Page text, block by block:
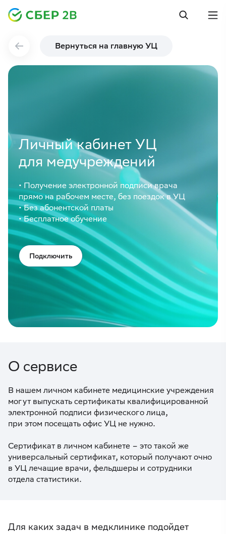
Вернуться на главную УЦ
Личный кабинет УЦ
для медучреждений
• Получение электронной подписи врача
прямо на рабочем месте, без поездок в УЦ
• Без абонентской платы
• Бесплатное обучение
Подключить
О сервисе
В нашем личном кабинете медицинские учреждения
могут выпускать сертификаты квалифицированной
электронной подписи физического лица,
при этом посещать офис УЦ не нужно.
Сертификат в личном кабинете – это такой же
универсальный сертификат, который получают очно
в УЦ лечащие врачи, фельдшеры и сотрудники
отдела статистики.
Для каких задач в медклинике подойдет